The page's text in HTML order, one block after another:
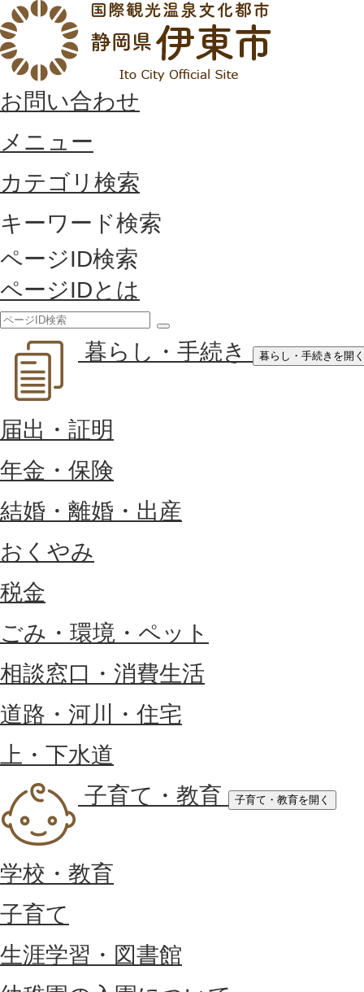
お問い合わせ
メニュー
カテゴリ検索
キーワード検索
ページID検索
ページIDとは
索
暮らし・手続き 暮らし・手続きを開く
届出・証明
年金・保険
結婚・離婚・出産
おくやみ
税金
ごみ・環境・ペット
相談窓口・消費生活
道路・河川・住宅
上・下水道
子育て・教育
子育て・教育を開く
学校・教育
子育て
生涯学習・図書館